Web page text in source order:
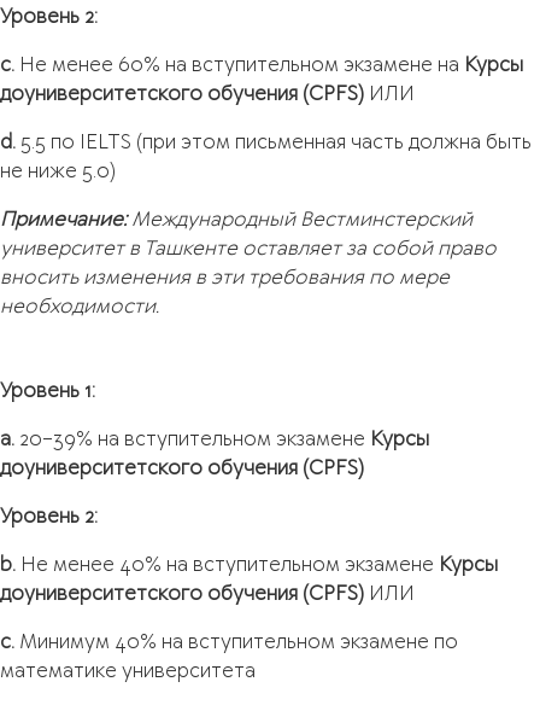
Уровень 2:
c. Не менее 60% на вступительном экзамене на Курсы
доуниверситетского обучения (CPFS) ИЛИ
d. 5.5 по IELTS (при этом письменная часть должна быть
не ниже 5.0)
Примечание:Международный Вестминстерский
университет в Ташкенте оставляет за собой право
вносить изменения в эти требования по мере
необходимости.
Уровень 1:
a. 20–39% на вступительном экзамене Курсы
доуниверситетского обучения (CPFS)
Уровень 2:
b. Не менее 40% на вступительном экзамене Курсы
доуниверситетского обучения (CPFS) ИЛИ
c. Минимум 40% на вступительном экзамене по
математике университета